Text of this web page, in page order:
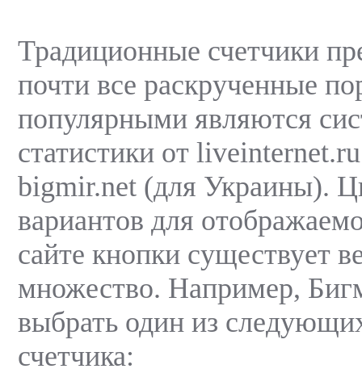
Традиционные счетчики
почти все раскрученные
популярными являются
статистики от
bigmir.net (для Украины).
вариантов для
сайте кнопки существует
множество. Например,
выбрать один из
счетчика: